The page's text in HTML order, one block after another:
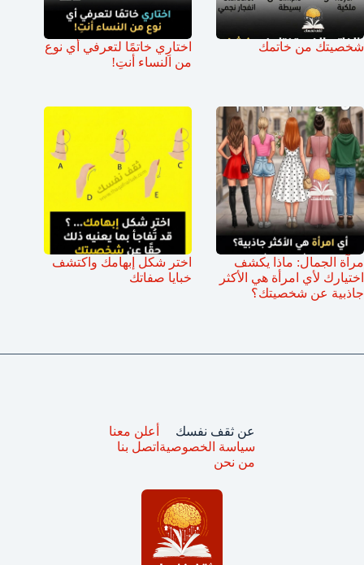
شخصيتك من خاتمك
اختارِي خاتمًا لتعرفي أي نوع
من النساء أنتِ!
مرآة الجمال: ماذا يكشف
اختيارك لأي امرأة هي الأكثر
جاذبية عن شخصيتك؟
اختر شكل إبهامك واكتشف
خبايا صفاتك
عن ثقف نفسك
سياسة الخصوصية
من نحن
أعلن معنا
اتصل بنا